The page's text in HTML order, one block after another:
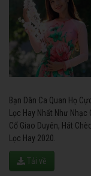
Bạn Dân Ca Quan Họ
Lọc Hay Nhất Như
Cổ Giao Duyên, Hát
Lọc Hay 2020.
Tải về